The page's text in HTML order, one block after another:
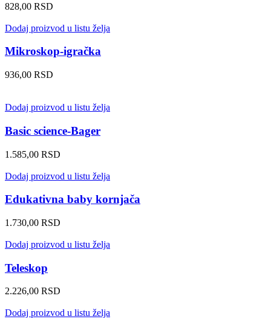
828,00 RSD
Dodaj proizvod u listu želja
Mikroskop-igračka
936,00 RSD
Dodaj proizvod u listu želja
Basic science-Bager
1.585,00 RSD
Dodaj proizvod u listu želja
Edukativna baby kornjača
1.730,00 RSD
Dodaj proizvod u listu želja
Teleskop
2.226,00 RSD
Dodaj proizvod u listu želja